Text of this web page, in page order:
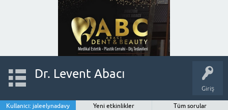
Giriş
Dr. Levent Abacı
Kullanıcı: jaleelynadavy Yeni etkinlikler
Tüm sorular